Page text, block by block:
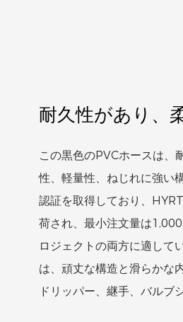
耐久性があり、
この黒色のPVCホースは、
性、軽量性、ねじれに強い
認証を取得しており、
荷され、最小注文量は
ロジェクトの両方に適して
は、頑丈な構造と滑らかな
ドリッパー、継手、バルブ